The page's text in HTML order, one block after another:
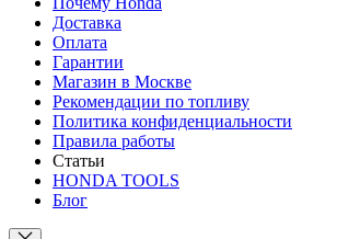
Доставка
Оплата
Гарантии
Магазин в Москве
Рекомендации по топливу
Политика конфиденциальности
Правила работы
Статьи
HONDA TOOLS
Блог